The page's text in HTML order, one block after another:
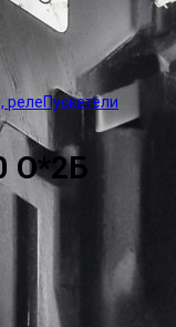
релеПускатели
О*2Б
Есть на складе
ЭТАЛ0002406